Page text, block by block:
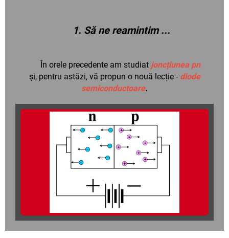
1. Să ne reamintim ...
În orele precedente am studiat joncțiunea pn
și, pentru astăzi, vă propun o nouă lecție - diode
semiconductoare.